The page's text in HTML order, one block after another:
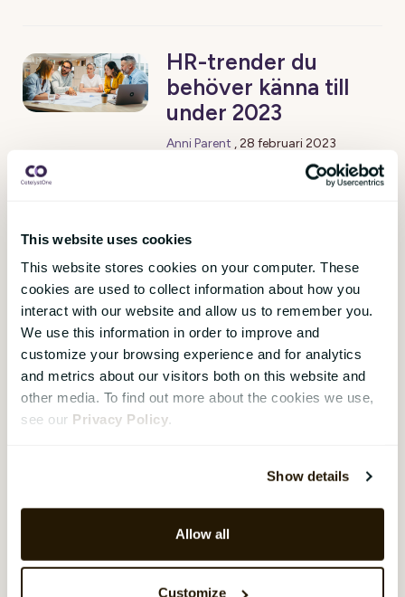
This website uses cookies
This website stores cookies on your computer. These
cookies are used to collect information about how you
interact with our website and allow us to remember you.
We use this information in order to improve and
customize your browsing experience and for analytics
and metrics about our visitors both on this website and
other media. To find out more about the cookies we use,
see our Privacy Policy.
Show details
Allow all
Customize
HR-trender du
behöver känna till
under 2023
Anni Parent ,28 februari 2023
De senaste åren har varit märkliga
ingen inbromsning heller. Vi ser
däremot att det har skett ett
dramatiskt skifte i medarbetarnas
förväntningar, krav och attityder
i samband med de senaste årens
turbulens. Så vad är nytt och vad
består för HR under 2023?
Få månatliga uppdateringar från bloggen!